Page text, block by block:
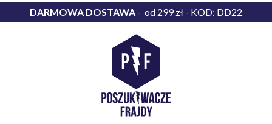
DARMOWA DOSTAWA - od 299 zł - KOD: DD22